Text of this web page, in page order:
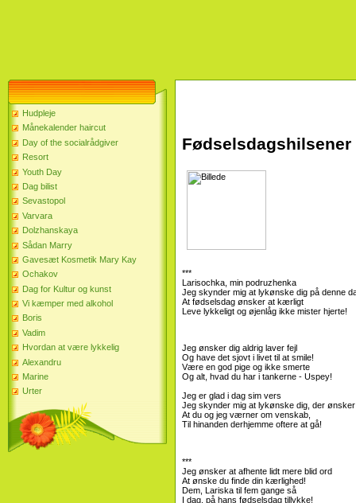
Hudpleje
Månekalender haircut
Day of the socialrådgiver
Resort
Youth Day
Dag bilist
Sevastopol
Varvara
Dolzhanskaya
Sådan Marry
Gavesæt Kosmetik Mary Kay
Ochakov
Dag for Kultur og kunst
Vi kæmper med alkohol
Boris
Vadim
Hvordan at være lykkelig
Alexandru
Marine
Urter
***
Larisochka, min podruzhenka
Jeg skynder mig at lykønske dig på denne
At fødselsdag ønsker at kærligt
Leve lykkeligt og øjenlåg ikke mister hjerte!
Jeg ønsker dig aldrig laver fejl
Og have det sjovt i livet til at smile!
Være en god pige og ikke smerte
Og alt, hvad du har i tankerne - Uspey!
Jeg er glad i dag sim vers
Jeg skynder mig at lykønske dig, der
At du og jeg værner om venskab,
Til hinanden derhjemme oftere at gå!
***
Jeg ønsker at afhente lidt mere blid ord
At ønske du finde din kærlighed!
Dem, Lariska til fem gange så
I dag, på hans fødselsdag tillykke!